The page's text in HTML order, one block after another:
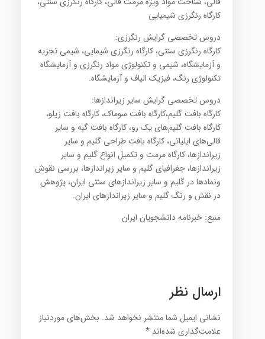
کارگاه رنگرزی شیمیایی
دروس تخصصی گرایش رنگرزی:
کارگاه رنگرزی سنتی، کارگاه رنگرزی شیمایی، شیمی تجزیه
و آزمایشگاه، شیمی و تکنولوژی مواد رنگرزی و آزمایشگاه
تکنولوژی رنگ، فیزیک الیاف و آزمایشگاه.
دروس تخصصی گرایش سایر زیراندازها:
کارگاه بافت گلیم،‌کارگاه بافت سوماک، کارگاه بافت زیلو،
کارگاه بافت گلیم‌های یک رو، کارگاه بافت گبه‌ و سایر
قالی‌های ایلیاتی، کارگاه بافت طراحی گلیم و سایر
زیراندازها، کارگاه مرمت و تکمیل انواع گلیم و سایر
زیراندازها، جغرافیای گلیم و سایر زیراندازها، بررسی نقوش
ونمادها در گلیم و سایر زیراندازهای سنتی ایران، پژوهش
در نقش و رنگ گلیم و سایر زیراندازهای ایران.
منبع: خبرنامه دانشجویان ایران
ارسال نظر
نشانی ایمیل شما منتشر نخواهد شد. بخش‌های موردنیاز
علامت‌گذاری شده‌اند *